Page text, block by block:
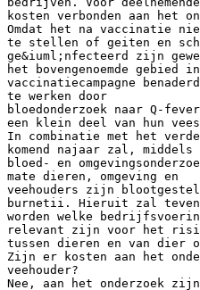
kosten verbonden aan het
Omdat het na vaccinatie
te stellen of geiten en
ge&iuml;nfecteerd zijn
het bovengenoemde gebied
vaccinatiecampagne
te werken door
bloedonderzoek naar Q-
een klein deel van hun
In combinatie met het
komend najaar zal,
bloed- en
mate dieren, omgeving en
veehouders zijn
burnetii. Hieruit zal
worden welke
relevant zijn voor het
tussen dieren en van dier
Zijn er kosten aan het
veehouder?
Nee, aan het onderzoek